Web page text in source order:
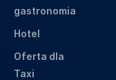
gastronomia
Hotel
Oferta dla
Taxi